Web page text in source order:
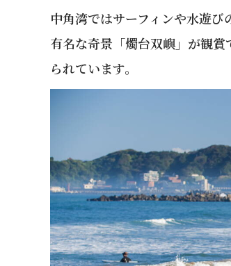
中角湾ではサーフィンや水遊
有名な奇景「燭台双嶼」が観
られています。